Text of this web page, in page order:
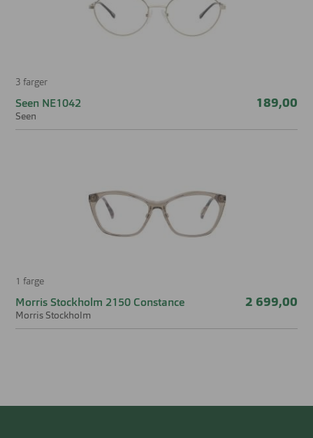
3 farger
Seen NE1042
Seen
189,00
1 farge
Morris Stockholm 2150 Constance
Morris Stockholm
2 699,00